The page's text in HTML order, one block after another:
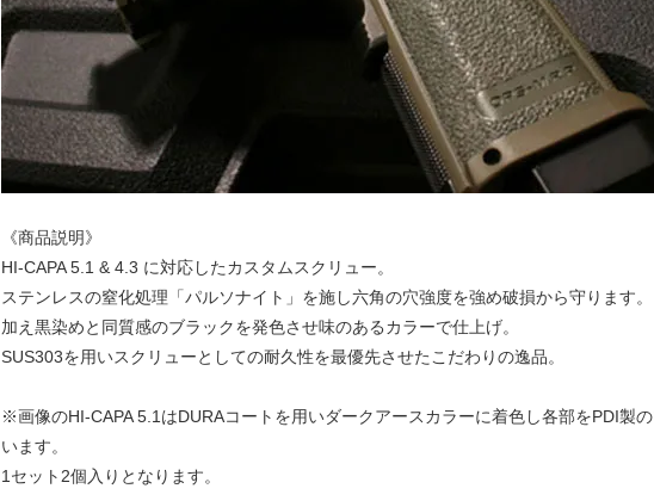
《商品説明》
HI-CAPA 5.1 & 4.3 に対応したカスタムスクリュー。
ステンレスの窒化処理「パルソナイト」を施し六角の穴強度を強め破損から守ります。
加え黒染めと同質感のブラックを発色させ味のあるカラーで仕上げ。
SUS303を用いスクリューとしての耐久性を最優先させたこだわりの逸品。
※画像のHI-CAPA 5.1はDURAコートを用いダークアースカラーに着色し各部をPDI製
います。
1セット2個入りとなります。